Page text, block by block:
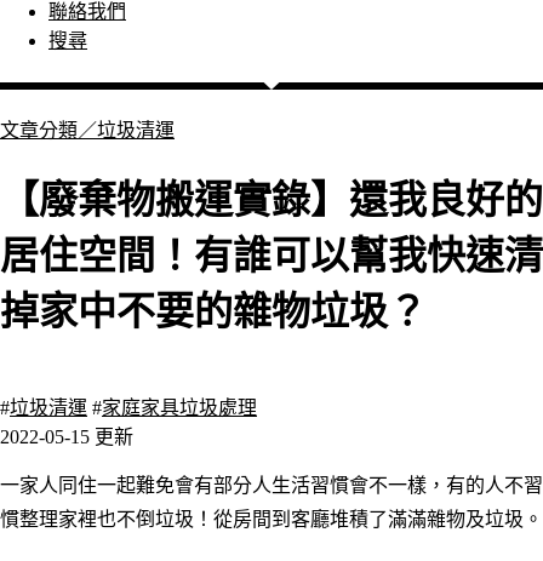
聯絡我們
搜尋
文章分類／垃圾清運
【廢棄物搬運實錄】還我良好的
居住空間！有誰可以幫我快速清
掉家中不要的雜物垃圾？
#垃圾清運 #家庭家具垃圾處理
2022-05-15 更新
一家人同住一起難免會有部分人生活習慣會不一樣，有的人不習
慣整理家裡也不倒垃圾！從房間到客廳堆積了滿滿雜物及垃圾。